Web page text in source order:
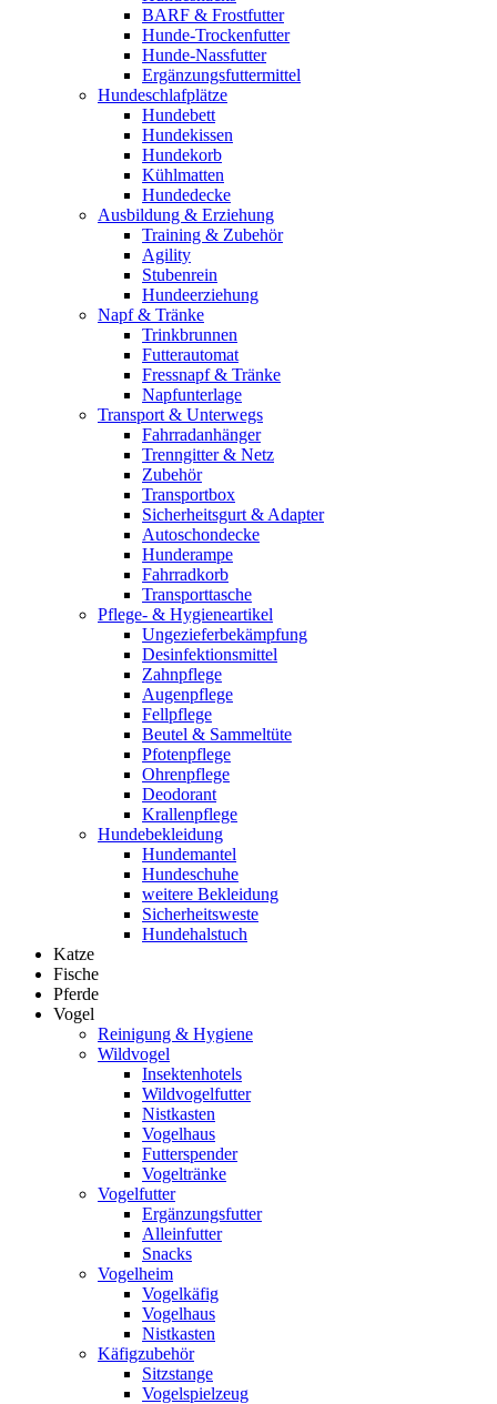
BARF & Frostfutter
Hunde-Trockenfutter
Hunde-Nassfutter
Ergänzungsfuttermittel
Hundeschlafplätze
Hundebett
Hundekissen
Hundekorb
Kühlmatten
Hundedecke
Ausbildung & Erziehung
Training & Zubehör
Agility
Stubenrein
Hundeerziehung
Napf & Tränke
Trinkbrunnen
Futterautomat
Fressnapf & Tränke
Napfunterlage
Transport & Unterwegs
Fahrradanhänger
Trenngitter & Netz
Zubehör
Transportbox
Sicherheitsgurt & Adapter
Autoschondecke
Hunderampe
Fahrradkorb
Transporttasche
Pflege- & Hygieneartikel
Ungezieferbekämpfung
Desinfektionsmittel
Zahnpflege
Augenpflege
Fellpflege
Beutel & Sammeltüte
Pfotenpflege
Ohrenpflege
Deodorant
Krallenpflege
Hundebekleidung
Hundemantel
Hundeschuhe
weitere Bekleidung
Sicherheitsweste
Hundehalstuch
Katze
Fische
Pferde
Vogel
Reinigung & Hygiene
Wildvogel
Insektenhotels
Wildvogelfutter
Nistkasten
Vogelhaus
Futterspender
Vogeltränke
Vogelfutter
Ergänzungsfutter
Alleinfutter
Snacks
Vogelheim
Vogelkäfig
Vogelhaus
Nistkasten
Käfigzubehör
Sitzstange
Vogelspielzeug